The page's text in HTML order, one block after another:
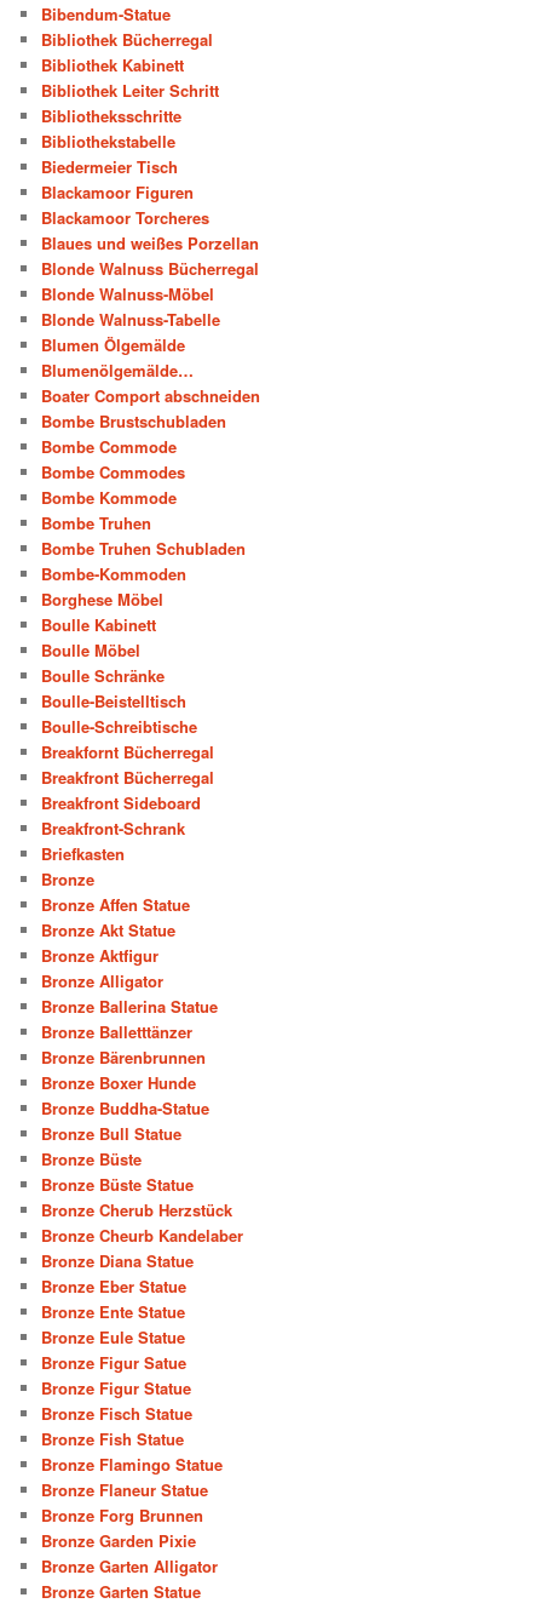
Bibendum-Statue
Bibliothek Bücherregal
Bibliothek Kabinett
Bibliothek Leiter Schritt
Bibliotheksschritte
Bibliothekstabelle
Biedermeier Tisch
Blackamoor Figuren
Blackamoor Torcheres
Blaues und weißes Porzellan
Blonde Walnuss Bücherregal
Blonde Walnuss-Möbel
Blonde Walnuss-Tabelle
Blumen Ölgemälde
Blumenölgemälde…
Boater Comport abschneiden
Bombe Brustschubladen
Bombe Commode
Bombe Commodes
Bombe Kommode
Bombe Truhen
Bombe Truhen Schubladen
Bombe-Kommoden
Borghese Möbel
Boulle Kabinett
Boulle Möbel
Boulle Schränke
Boulle-Beistelltisch
Boulle-Schreibtische
Breakfornt Bücherregal
Breakfront Bücherregal
Breakfront Sideboard
Breakfront-Schrank
Briefkasten
Bronze
Bronze Affen Statue
Bronze Akt Statue
Bronze Aktfigur
Bronze Alligator
Bronze Ballerina Statue
Bronze Balletttänzer
Bronze Bärenbrunnen
Bronze Boxer Hunde
Bronze Buddha-Statue
Bronze Bull Statue
Bronze Büste
Bronze Büste Statue
Bronze Cherub Herzstück
Bronze Cheurb Kandelaber
Bronze Diana Statue
Bronze Eber Statue
Bronze Ente Statue
Bronze Eule Statue
Bronze Figur Satue
Bronze Figur Statue
Bronze Fisch Statue
Bronze Fish Statue
Bronze Flamingo Statue
Bronze Flaneur Statue
Bronze Forg Brunnen
Bronze Garden Pixie
Bronze Garten Alligator
Bronze Garten Statue